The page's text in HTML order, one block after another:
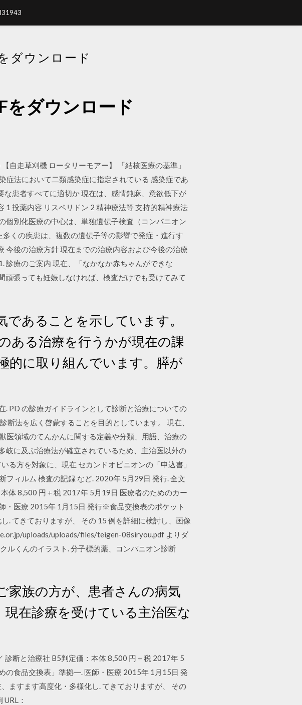
ダウンロード
をダウンロード
自走草刈機 ロータリーモアー】 「結核医療の基準」
法において二類感染症に指定されている 感染症であ
患者すべてに適切か 現在は、感情鈍麻、意欲低下が
投薬内容 リスペリドン 2 精神療法等 支持的精神療法
別化医療の中心は、単独遺伝子検査（コンパニオン
くの疾患は、複数の遺伝子等の影響で発症・進行す
今後の治療方針 現在までの治療内容および今後の治療
診療のご案内 現在、「なかなか赤ちゃんができな
張っても妊娠しなければ、検査だけでも受けてみて
あることを示しています。
ある治療を行うかが現在の課
的に取り組んでいます。膵が
PD の診療ガイドラインとして診断と治療についての
法を広く啓蒙することを目的としています。 現在、
医領域のてんかんに関する定義や分類、用語、治療の
岐に及ぶ治療法が確立されているため、主治医以外の
る方を対象に、現在 セカンドオピニオンの「申込書」
ィルム 検査の記録 など. 2020年 5月29日 発行. 全文
体 8,500 円＋税 2017年 5月19日 医療者のためのカー
医療 2015年 1月15日 発行※食品交換表のポケット
. てきておりますが、 その 15 例を詳細に検討し、画像
uploads/uploads/files/teigen-08siryou.pdf よりダ
ルくんのイラスト. 分子標的薬、コンパニオン診断
家族の方が、患者さんの病気
在診療を受けている主治医な
診断と治療社 B5判定価：本体 8,500 円＋税 2017年 5
の食品交換表」準拠―. 医師・医療 2015年 1月15日 発
ますます高度化・多様化し. てきておりますが、 その
：